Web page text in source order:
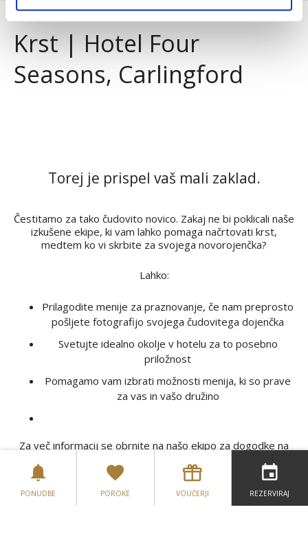
Krst | Hotel Four
Seasons, Carlingford
Torej je prispel vaš mali zaklad.
Čestitamo za tako čudovito novico. Zakaj ne bi poklicali naše
izkušene ekipe, ki vam lahko pomaga načrtovati krst,
medtem ko vi skrbite za svojega novorojenčka?
Lahko:
Prilagodite menije za praznovanje, če nam preprosto
pošljete fotografijo svojega čudovitega dojenčka
Svetujte idealno okolje v hotelu za to posebno
priložnost
Pomagamo vam izbrati možnosti menija, ki so prave
za vas in vašo družino
Za več informacij se obrnite na našo ekipo za dogodke na
elektronski naslov
dm@fshc.ie.
PONUDBE POROKE VOUČERJI REZERVIRAJ